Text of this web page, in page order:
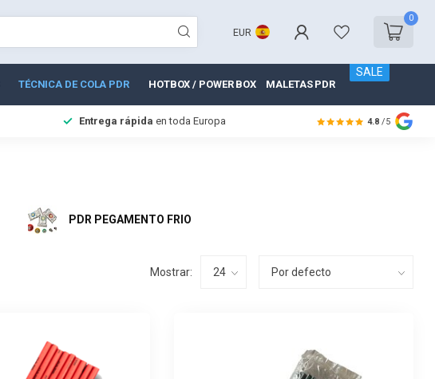
EUR
0
TÉCNICA DE COLA PDR HOTBOX / POWER BOX MALETAS PDR
SALE
Entrega rápida en toda Europa 4.8 /5
PDR PEGAMENTO FRIO
Mostrar: